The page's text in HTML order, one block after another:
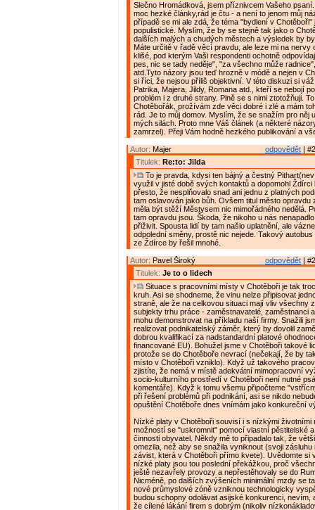
Slečno Hromádková, jsem příznivcem Vašeho
moc hezké články,rád je čtu - a není to jenom můj
případě se mi ale zdá, že téma "bydlení v Chotěboři"
populistické. Myslím, že by se stejně tak jako o
dalších malých a chudých městech a výsledek by
Máte určitě v řadě věcí pravdu, ale leze mi na nervy
klišé, pod kterým Vaši respondenti ochotně
pes, nic se tady neděje", "za všechno může
atd.Tyto názory jsou teď hrozně v módě a nejen v
si říci, že nejsou příliš objektivní. V této diskuzi si
Patrika, Majera, Jildy, Romana atd., kteří se nebojí
problém i z druhé strany. Plně se s nimi ztotožňuji.
Chotěbořák, prožívám zde věci dobré i zlé a mám
rád. Je to můj domov. Myslím, že se snažím pro něj
mých silách. Proto mne Váš článek (a některé
zamrzel). Přeji Vám hodně hezkého publikování a
odpovědět |
Autor: Majer
Titulek: Re:to: Jilda
To je pravda, kdysi ten bájný a čestný
využil v jisté době svých kontaktů a dopomohl Ždírci
přesto, že nesplňovalo snad ani jednu z platných
tam oslavován jako bůh. Ovšem titul město opravdu
měla být stěží Městysem nic mimořádného nedělá.
tam opravdu jsou. Škoda, že nikoho u nás
přiživit. Spousta lidí by tam našlo uplatnění, ale
odpolední směny, prostě nic nejede. Takový
ze Ždírce by řešil mnohé.
odpovědět |
Autor: Pavel Široký
Titulek: Je to o lidech
Situace s pracovními místy v Chotěboři je tak
kruh. Asi se shodneme, že vinu nelze připisovat
straně, ale že na celkovou situaci mají vliv všechny
subjekty trhu práce - zaměstnavatelé, zaměstnanci
mohu demonstrovat na příkladu naší firmy. Snažili
realizovat podnikatelský záměr, který by dovolil
dobrou kvalifikací za nadstandardní platové
financované EU). Bohužel jsme v Chotěboři takové
protože se do Chotěboře nevrací (nečekají, že by
místo v Chotěboři vzniklo). Když už takového
zjistíte, že nemá v místě adekvátní mimopracovní
socio-kulturního prostředí v Chotěboři není nutné
komentáře). Když k tomu všemu připočteme
při řešení problémů při podnikání, asi se nikdo
opuštění Chotěboře dnes vnímám jako konkureční
Nízké platy v Chotěboři souvisí i s nízkými životními
možností se "uskromnit" pomocí vlastní pěstitelské
činnosti obyvatel. Někdy mě to připadalo tak, že
omezila, než aby se snažila vyniknout (svoji zásluhu
závist, která v Chotěboři přímo kvete). Uvědomte si
nízké platy jsou tou poslední překážkou, proč
ještě nezavřely provozy a nepřestěhovaly se do
Nicméně, po dalších zvýšeních minimální mzdy se
nové průmyslové zóně vzniknou technologicky
budou schopny odolávat asijské konkurenci, nevím,
že cílené lákání firem s dobrým (nikoliv